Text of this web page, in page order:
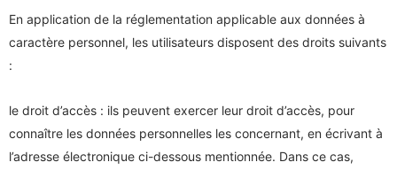
En application de la réglementation applicable aux données à
caractère personnel, les utilisateurs disposent des droits suivants
:
le droit d’accès : ils peuvent exercer leur droit d’accès, pour
connaître les données personnelles les concernant, en écrivant à
l’adresse électronique ci-dessous mentionnée. Dans ce cas,